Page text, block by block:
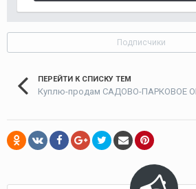
Подписчики
ПЕРЕЙТИ К СПИСКУ ТЕМ
Куплю-продам САДОВО-ПАРКОВОЕ